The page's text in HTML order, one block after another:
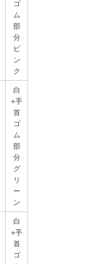
ゴ
ム
部
分
ピ
ン
ク
白
+手
首
ゴ
ム
部
分
グ
リ
ー
ン
白
+手
首
ゴ